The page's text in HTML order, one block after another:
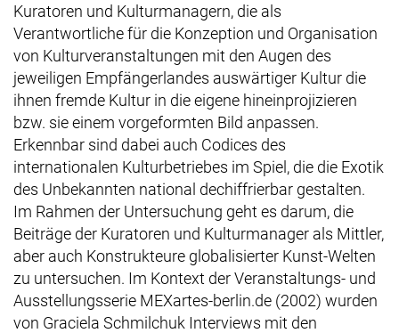
Kuratoren und Kulturmanagern, die als
Verantwortliche für die Konzeption und Organisation
von Kulturveranstaltungen mit den Augen des
jeweiligen Empfängerlandes auswärtiger Kultur die
ihnen fremde Kultur in die eigene hineinprojizieren
bzw. sie einem vorgeformten Bild anpassen.
Erkennbar sind dabei auch Codices des
internationalen Kulturbetriebes im Spiel, die die Exotik
des Unbekannten national dechiffrierbar gestalten.
Im Rahmen der Untersuchung geht es darum, die
Beiträge der Kuratoren und Kulturmanager als Mittler,
aber auch Konstrukteure globalisierter Kunst-Welten
zu untersuchen. Im Kontext der Veranstaltungs- und
Ausstellungsserie MEXartes-berlin.de (2002) wurden
von Graciela Schmilchuk Interviews mit den